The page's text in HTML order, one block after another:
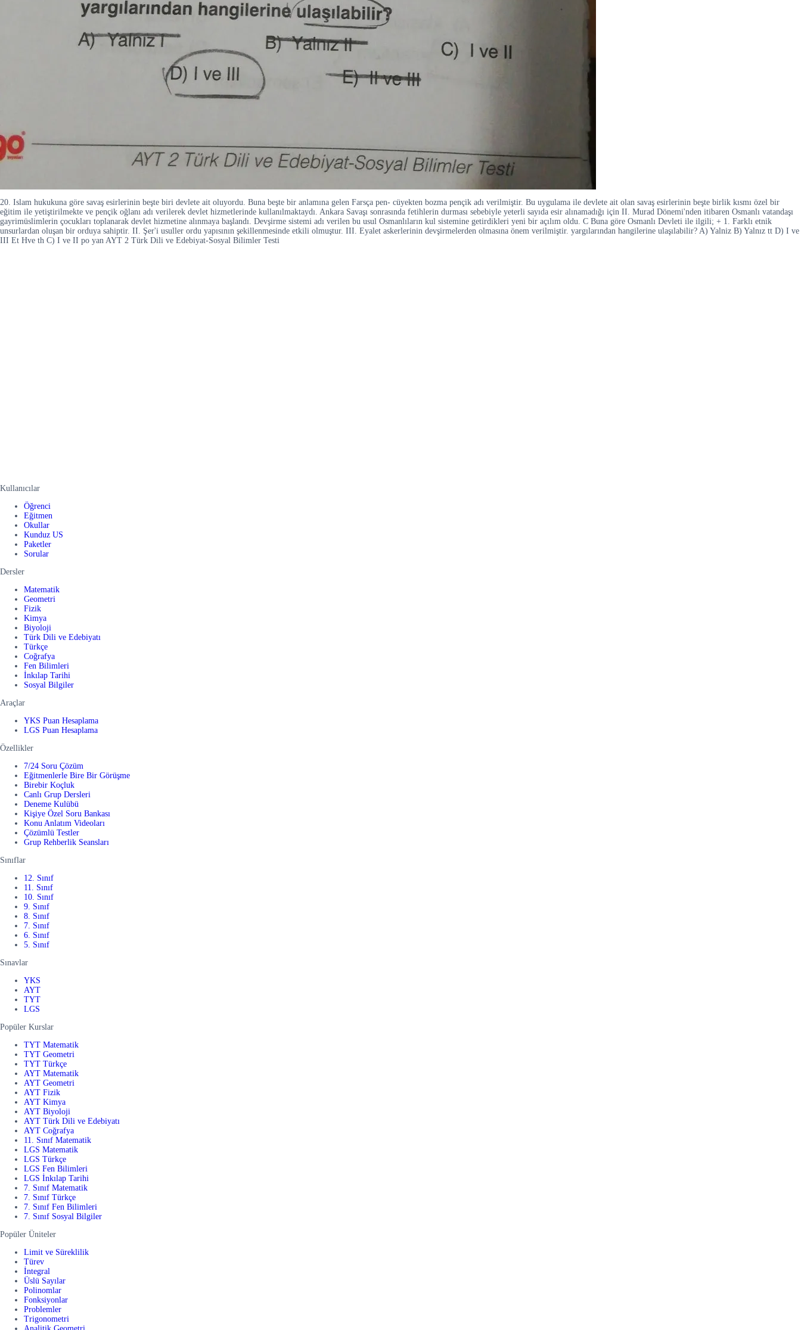
20. Islam hukukuna göre savaş esirlerinin beşte biri devlete ait oluyordu. Buna beşte bir anlamına gelen Farsça pen- cüyekten bozma pençik adı verilmiştir. Bu uygulama ile devlete ait olan savaş esirlerinin beşte birlik kısmı özel bir
eğitim ile yetiştirilmekte ve pençik oğlanı adı verilerek devlet hizmetlerinde kullanılmaktaydı. Ankara Savaşı sonrasında fetihlerin durması sebebiyle yeterli sayıda esir alınamadığı için II. Murad Dönemi'nden itibaren Osmanlı vatandaşı
gayrimüslimlerin çocukları toplanarak devlet hizmetine alınmaya başlandı. Devşirme sistemi adı verilen bu usul Osmanlıların kul sistemine getirdikleri yeni bir açılım oldu. C Buna göre Osmanlı Devleti ile ilgili; + 1. Farklı etnik
unsurlardan oluşan bir orduya sahiptir. II. Şer'i usuller ordu yapısının şekillenmesinde etkili olmuştur. III. Eyalet askerlerinin devşirmelerden olmasına önem verilmiştir. yargılarından hangilerine ulaşılabilir? A) Yalniz B) Yalnız tt D) I ve
III Et Hve th C) I ve II po yan AYT 2 Türk Dili ve Edebiyat-Sosyal Bilimler Testi
Kullanıcılar
Öğrenci
Eğitmen
Okullar
Kunduz US
Paketler
Sorular
Dersler
Matematik
Geometri
Fizik
Kimya
Biyoloji
Türk Dili ve Edebiyatı
Türkçe
Coğrafya
Fen Bilimleri
İnkılap Tarihi
Sosyal Bilgiler
Araçlar
YKS Puan Hesaplama
LGS Puan Hesaplama
Özellikler
7/24 Soru Çözüm
Eğitmenlerle Bire Bir Görüşme
Birebir Koçluk
Canlı Grup Dersleri
Deneme Kulübü
Kişiye Özel Soru Bankası
Konu Anlatım Videoları
Çözümlü Testler
Grup Rehberlik Seansları
Sınıflar
12. Sınıf
11. Sınıf
10. Sınıf
9. Sınıf
8. Sınıf
7. Sınıf
6. Sınıf
5. Sınıf
Sınavlar
YKS
AYT
TYT
LGS
Popüler Kurslar
TYT Matematik
TYT Geometri
TYT Türkçe
AYT Matematik
AYT Geometri
AYT Fizik
AYT Kimya
AYT Biyoloji
AYT Türk Dili ve Edebiyatı
AYT Coğrafya
11. Sınıf Matematik
LGS Matematik
LGS Türkçe
LGS Fen Bilimleri
LGS İnkılap Tarihi
7. Sınıf Matematik
7. Sınıf Türkçe
7. Sınıf Fen Bilimleri
7. Sınıf Sosyal Bilgiler
Popüler Üniteler
Limit ve Süreklilik
Türev
İntegral
Üslü Sayılar
Polinomlar
Fonksiyonlar
Problemler
Trigonometri